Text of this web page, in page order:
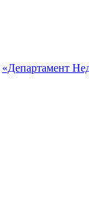
«Департамент